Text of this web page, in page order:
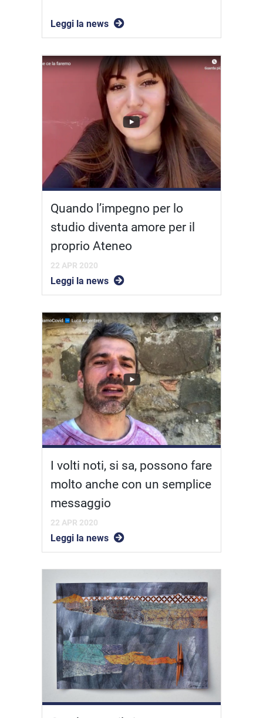
Leggi la news
Quando l’impegno per lo
studio diventa amore per il
proprio Ateneo
22 APR 2020
Leggi la news
I volti noti, si sa, possono fare
molto anche con un semplice
messaggio
22 APR 2020
Leggi la news